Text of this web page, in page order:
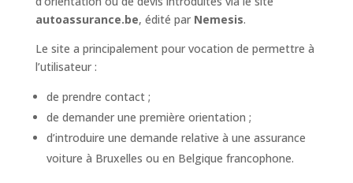
autoassurance.be, édité par Nemesis.
Le site a principalement pour vocation de permettre à
l’utilisateur :
de prendre contact ;
de demander une première orientation ;
d’introduire une demande relative à une assurance
voiture à Bruxelles ou en Belgique francophone.